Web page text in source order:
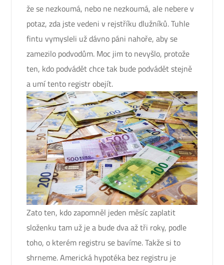
že se nezkoumá, nebo ne nezkoumá, ale nebere v
potaz, zda jste vedeni v rejstříku dlužníků. Tuhle
fintu vymysleli už dávno páni nahoře, aby se
zamezilo podvodům. Moc jim to nevyšlo, protože
ten, kdo podvádět chce tak bude podvádět stejně
a umí tento registr obejít.
Zato ten, kdo zapomněl jeden měsíc zaplatit
složenku tam už je a bude dva až tři roky, podle
toho, o kterém registru se bavíme. Takže si to
shrneme. Americká hypotéka bez registru je